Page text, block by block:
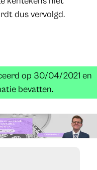
dus vervolgd.
op 30/04/2021 en
bevatten.